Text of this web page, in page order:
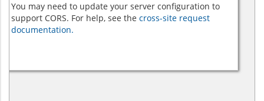
You may need to update your server configuration to
support CORS. For help, see the cross-site request
documentation.